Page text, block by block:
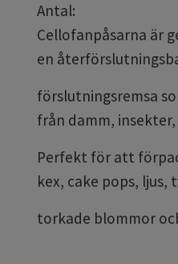
Antal:
Cellofanpåsarna är
en
förslutningsremsa
från damm,
Perfekt för att
kex, cake pops, ljus,
torkade blommor